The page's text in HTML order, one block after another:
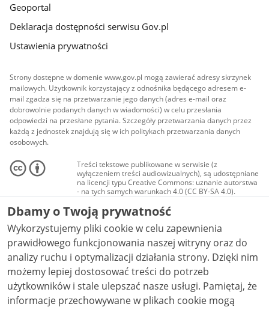
Geoportal
Deklaracja dostępności serwisu Gov.pl
Ustawienia prywatności
Strony dostępne w domenie www.gov.pl mogą zawierać adresy skrzynek
mailowych. Użytkownik korzystający z odnośnika będącego adresem e-
mail zgadza się na przetwarzanie jego danych (adres e-mail oraz
dobrowolnie podanych danych w wiadomości) w celu przesłania
odpowiedzi na przesłane pytania. Szczegóły przetwarzania danych przez
każdą z jednostek znajdują się w ich politykach przetwarzania danych
osobowych.
Treści tekstowe publikowane w serwisie (z
wyłączeniem treści audiowizualnych), są udostępniane
na licencji typu Creative Commons: uznanie autorstwa
- na tych samych warunkach 4.0 (CC BY-SA 4.0).
Materiały audiowizualne, w tym zdjęcia, materiały
audio i wideo, są udostępniane na licencji typu
Creative Commons: uznanie autorstwa użycie
niekomercyjne - bez utworów zależnych 4.0 (CC BY-
NC-ND 4.0), o ile nie jest to stwierdzone inaczej.
Dbamy o Twoją prywatność
Wykorzystujemy pliki cookie w celu zapewnienia
prawidłowego funkcjonowania naszej witryny oraz do
analizy ruchu i optymalizacji działania strony. Dzięki nim
możemy lepiej dostosować treści do potrzeb
użytkowników i stale ulepszać nasze usługi. Pamiętaj, że
informacje przechowywane w plikach cookie mogą